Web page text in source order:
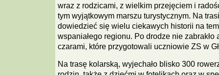
wraz z rodzicami, z wielkim przejęciem i
tym wyjątkowym marszu turystycznym. Na
dowiedzieć się wielu ciekawych historii na
wspaniałego regionu. Po drodze nie zabrakło
czarami, które przygotowali uczniowie ZS w
Na trasę kolarską, wyjechało blisko 300